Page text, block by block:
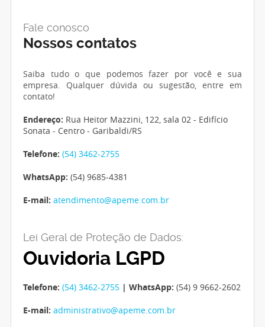
Fale conosco
Nossos contatos
Saiba tudo o que podemos fazer por você e sua
empresa. Qualquer dúvida ou sugestão, entre em
contato!
Endereço: Rua Heitor Mazzini, 122, sala 02 - Edifício
Sonata - Centro - Garibaldi/RS
Telefone: (54) 3462-2755
WhatsApp: (54) 9685-4381
E-mail: atendimento@apeme.com.br
Lei Geral de Proteção de Dados:
Ouvidoria LGPD
Telefone: (54) 3462-2755 | WhatsApp: (54) 9 9662-2602
E-mail: administrativo@apeme.com.br